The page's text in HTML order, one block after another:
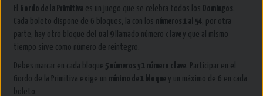
El Gordo de la Primitiva es un juego que se celebra todos los Domingos.
Cada boleto dispone de 6 bloques, la con los números 1 al 54, por otra
parte, hay otro bloque del 0 al 9 llamado número clave y que al mismo
tiempo sirve como número de reintegro.
Debes marcar en cada bloque 5 números y 1 número clave. Participar en el
Gordo de la Primitiva exige un mínimo de 1 bloque y un máximo de 6 en cada
boleto.